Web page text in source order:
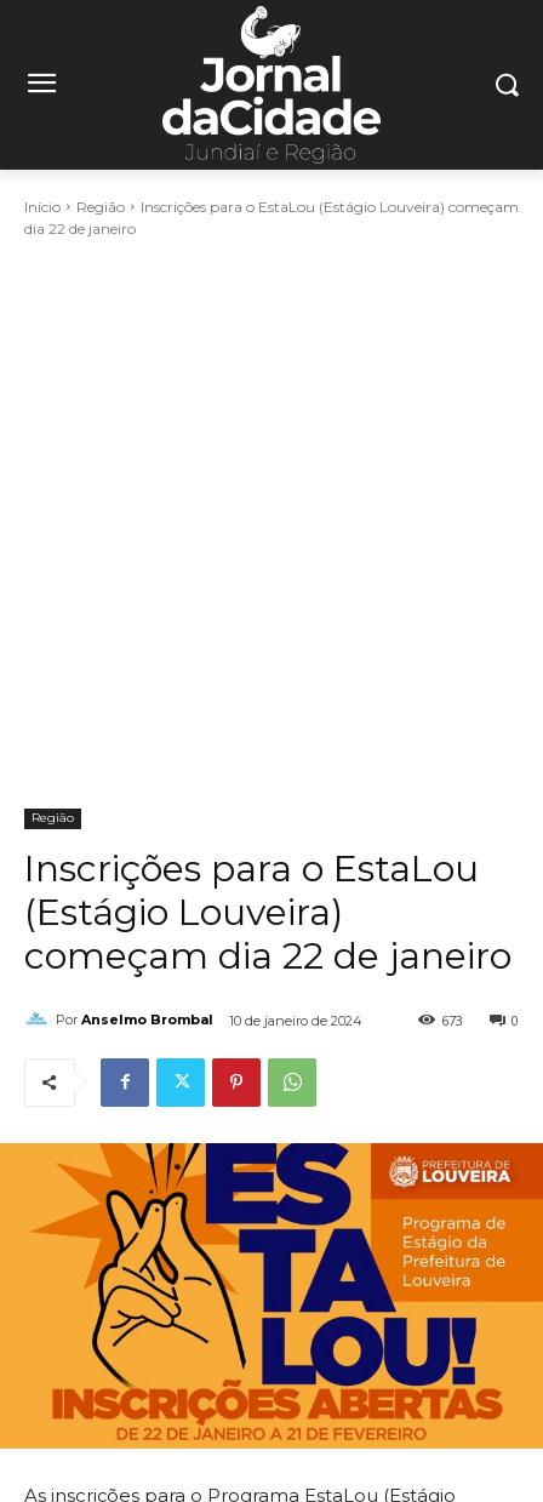
Início Região
Inscrições para o EstaLou (Estágio Louveira) começam
dia 22 de janeiro
Região
Inscrições para o EstaLou
(Estágio Louveira)
começam dia 22 de janeiro
Por Anselmo Brombal 10 de janeiro de 2024 0
673
As inscrições para o Programa EstaLou (Estágio